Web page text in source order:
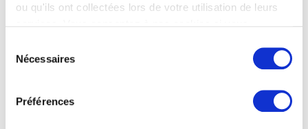
ou qu'ils ont collectées lors de votre utilisation de leurs
Nécessaires
Préférences